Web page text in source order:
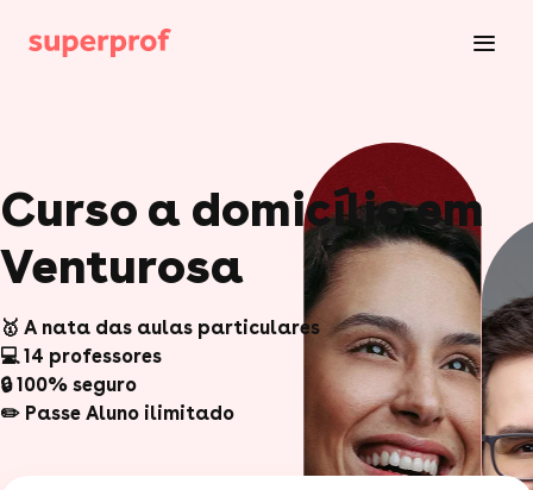
Curso a domicílio em
Venturosa
🥇 A nata das aulas particulares
💻 14 professores
🔒 100% seguro
✏️ Passe Aluno ilimitado